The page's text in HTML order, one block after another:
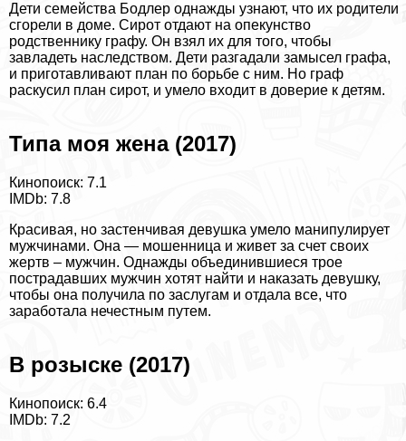
Дети семейства Бодлер однажды узнают, что их родители
сгорели в доме. Сирот отдают на опекунство
родственнику графу. Он взял их для того, чтобы
завладеть наследством. Дети разгадали замысел графа,
и приготавливают план по борьбе с ним. Но граф
раскусил план сирот, и умело входит в доверие к детям.
Типа моя жена (2017)
Кинопоиск: 7.1
IMDb: 7.8
Красивая, но застенчивая дeвyшка умело манипулирует
мужчинами. Она — мошенница и живет за счет своих
жертв – мужчин. Однажды объединившиеся трое
пострадавших мужчин хотят найти и наказать дeвyшку,
чтобы она получила по заслугам и отдала все, что
заработала нечестным путем.
В розыске (2017)
Кинопоиск: 6.4
IMDb: 7.2